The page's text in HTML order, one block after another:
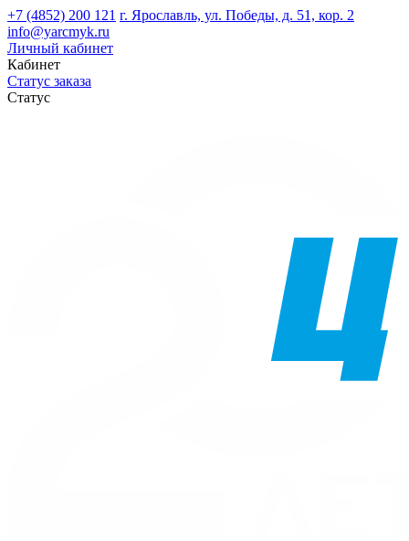
+7 (4852) 200 121 г. Ярославль, ул. Победы, д. 51, кор. 2
info@yarcmyk.ru
Личный кабинет
Кабинет
Статус заказа
Статус